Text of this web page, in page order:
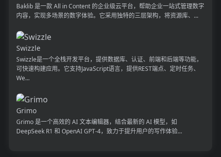
Baklib 是一款 All in Content 的企业级云平台，帮助企业一站式管理数字
内容，实现多场景的数字体验。它采用独特的三层架构，将资源库、...
Swizzle
Swizzle是一个全栈开发平台，提供数据库、认证、前端和后端等功能，
可快速构建应用。它支持JavaScript语言，提供REST端点、定时任务、
We...
Grimo
Grimo 是一个高效的 AI 文本编辑器，结合最新的 AI 模型，如
DeepSeek R1 和 OpenAI GPT-4，致力于提升用户的写作体验...